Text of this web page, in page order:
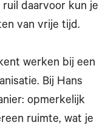
daarvoor kun je
van vrije tijd.
werken bij een
Bij Hans
opmerkelijk
ruimte, wat je